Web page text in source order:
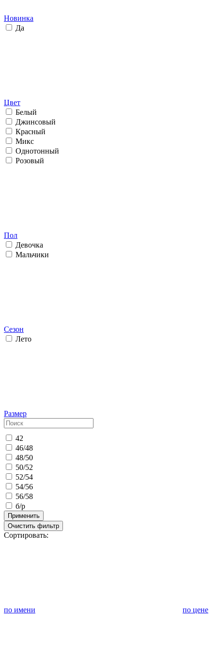
Новинка
Да
Цвет
Белый
Джинсовый
Красный
Микс
Однотонный
Розовый
Пол
Девочка
Мальчики
Сезон
Лето
Размер
42
46/48
48/50
50/52
52/54
54/56
56/58
б/р
Применить
Очистить фильтр
Сортировать:
по имени по цене